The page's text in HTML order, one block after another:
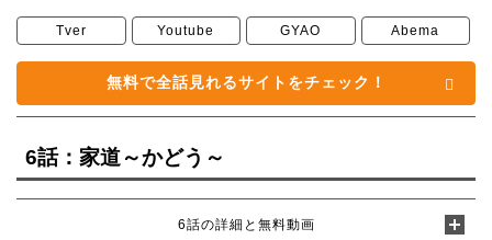
Tver Youtube GYAO Abema
無料で全話見れるサイトをチェック！
6話：家道～かどう～
6話の詳細と無料動画